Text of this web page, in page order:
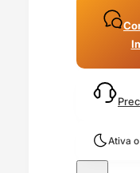
Ativa